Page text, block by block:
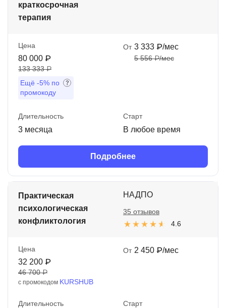
краткосрочная
терапия
Цена
80 000 ₽
133 333 ₽
Ещё -5% по
промокоду
От 3 333 ₽/мес
5 556 ₽/мес
Длительность
3 месяца
Старт
В любое время
Подробнее
Практическая
психологическая
конфликтология
НАДПО
4.6
35 отзывов
Цена
32 200 ₽
46 700 ₽
с промокодом KURSHUB
От 2 450 ₽/мес
Длительность Старт